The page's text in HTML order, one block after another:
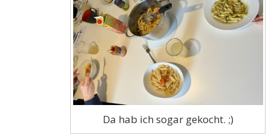
Da hab ich sogar gekocht. ;)